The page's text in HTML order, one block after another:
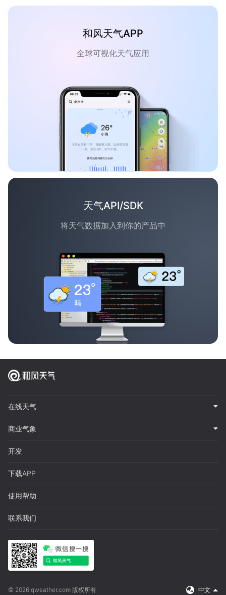
和风天气APP
全球可视化天气应用
天气API/SDK
将天气数据加入到你的产品中
在线天气
商业气象
开发
下载APP
使用帮助
联系我们
© 2026 qweather.com 版权所有 中文